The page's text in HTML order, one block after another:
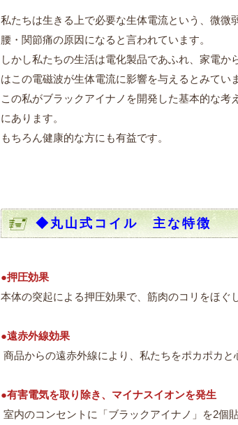
私たちは生きる上で必要な生体電流という、微微
腰・関節痛の原因になると言われています。
しかし私たちの生活は電化製品であふれ、家電
はこの電磁波が生体電流に影響を与えるとみてい
この私がブラックアイナノを開発した基本的な
にあります。
もちろん健康的な方にも有益です。
◆丸山式コイル 主な特徴
●押圧効果
本体の突起による押圧効果で、筋肉のコリをほぐ
●遠赤外線効果
商品からの遠赤外線により、私たちをポカポカと
●有害電気を取り除き、マイナスイオンを発生
室内のコンセントに「ブラックアイナノ」を2個